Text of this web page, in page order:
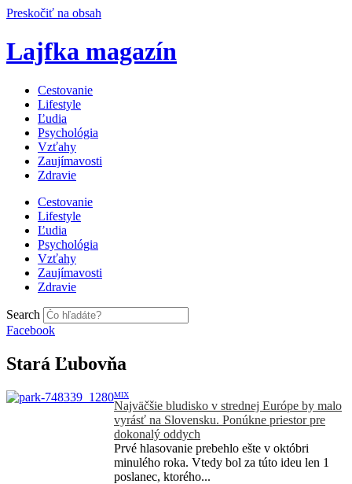
Preskočiť na obsah
Lajfka magazín
Cestovanie
Lifestyle
Ľudia
Psychológia
Vzťahy
Zaujímavosti
Zdravie
Cestovanie
Lifestyle
Ľudia
Psychológia
Vzťahy
Zaujímavosti
Zdravie
Search
Facebook
Stará Ľubovňa
MIX
Najväčšie bludisko v strednej Európe by malo
vyrásť na Slovensku. Ponúkne priestor pre
dokonalý oddych
Prvé hlasovanie prebehlo ešte v októbri
minulého roka. Vtedy bol za túto ideu len 1
poslanec, ktorého...